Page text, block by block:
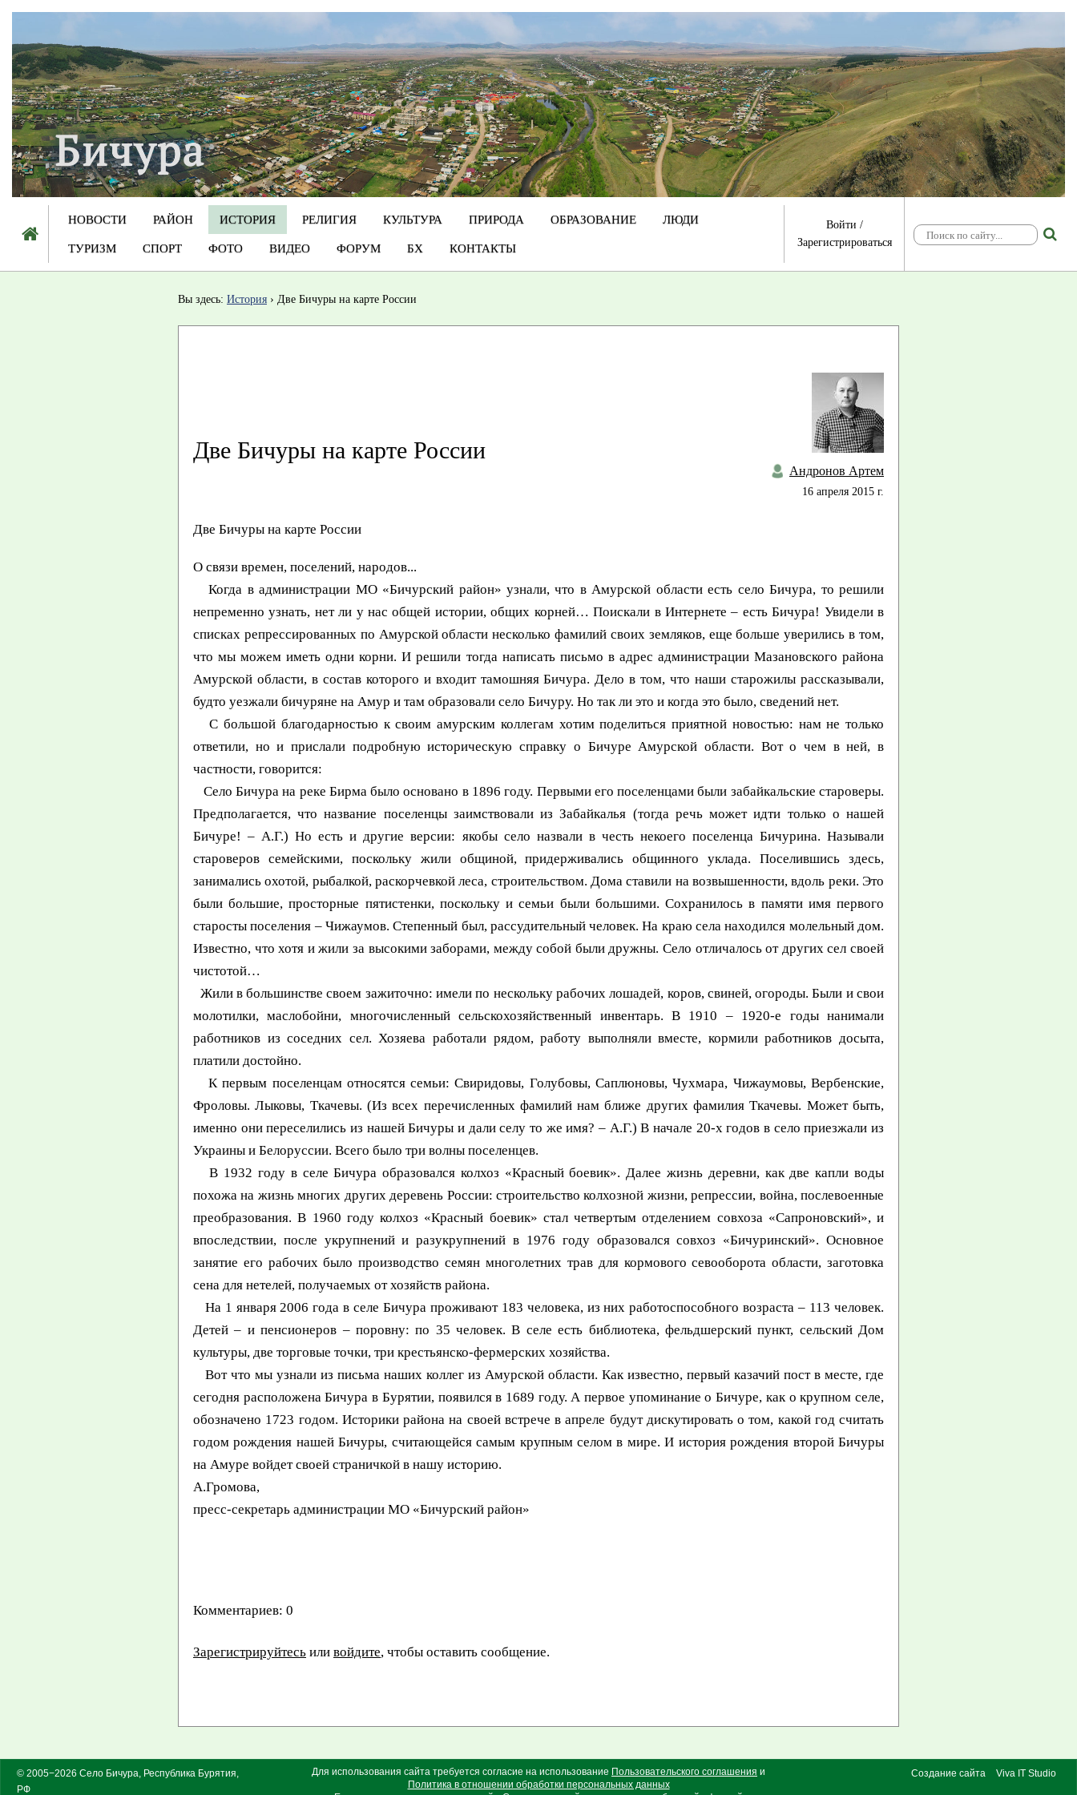
НОВОСТИ РАЙОН ИСТОРИЯ РЕЛИГИЯ КУЛЬТУРА ПРИРОДА ОБРАЗОВАНИЕ ЛЮДИ
ТУРИЗМ СПОРТ ФОТО ВИДЕО ФОРУМ БХ КОНТАКТЫ
Войти /
Зарегистрироваться
Вы здесь: История Две Бичуры на карте России
Андронов Артем
16 апреля 2015 г.
Две Бичуры на карте России
Две Бичуры на карте России
О связи времен, поселений, народов...
Когда в администрации МО «Бичурский район» узнали, что в Амурской области есть село Бичура, то решили
непременно узнать, нет ли у нас общей истории, общих корней… Поискали в Интернете – есть Бичура! Увидели в
списках репрессированных по Амурской области несколько фамилий своих земляков, еще больше уверились в том,
что мы можем иметь одни корни. И решили тогда написать письмо в адрес администрации Мазановского района
Амурской области, в состав которого и входит тамошняя Бичура. Дело в том, что наши старожилы рассказывали,
будто уезжали бичуряне на Амур и там образовали село Бичуру. Но так ли это и когда это было, сведений нет.
С большой благодарностью к своим амурским коллегам хотим поделиться приятной новостью: нам не только
ответили, но и прислали подробную историческую справку о Бичуре Амурской области. Вот о чем в ней, в
частности, говорится:
Село Бичура на реке Бирма было основано в 1896 году. Первыми его поселенцами были забайкальские староверы.
Предполагается, что название поселенцы заимствовали из Забайкалья (тогда речь может идти только о нашей
Бичуре! – А.Г.) Но есть и другие версии: якобы село назвали в честь некоего поселенца Бичурина. Называли
староверов семейскими, поскольку жили общиной, придерживались общинного уклада. Поселившись здесь,
занимались охотой, рыбалкой, раскорчевкой леса, строительством. Дома ставили на возвышенности, вдоль реки. Это
были большие, просторные пятистенки, поскольку и семьи были большими. Сохранилось в памяти имя первого
старосты поселения – Чижаумов. Степенный был, рассудительный человек. На краю села находился молельный дом.
Известно, что хотя и жили за высокими заборами, между собой были дружны. Село отличалось от других сел своей
чистотой…
Жили в большинстве своем зажиточно: имели по нескольку рабочих лошадей, коров, свиней, огороды. Были и свои
молотилки, маслобойни, многочисленный сельскохозяйственный инвентарь. В 1910 – 1920-е годы нанимали
работников из соседних сел. Хозяева работали рядом, работу выполняли вместе, кормили работников досыта,
платили достойно.
К первым поселенцам относятся семьи: Свиридовы, Голубовы, Саплюновы, Чухмара, Чижаумовы, Вербенские,
Фроловы. Лыковы, Ткачевы. (Из всех перечисленных фамилий нам ближе других фамилия Ткачевы. Может быть,
именно они переселились из нашей Бичуры и дали селу то же имя? – А.Г.) В начале 20-х годов в село приезжали из
Украины и Белоруссии. Всего было три волны поселенцев.
В 1932 году в селе Бичура образовался колхоз «Красный боевик». Далее жизнь деревни, как две капли воды
похожа на жизнь многих других деревень России: строительство колхозной жизни, репрессии, война, послевоенные
преобразования. В 1960 году колхоз «Красный боевик» стал четвертым отделением совхоза «Сапроновский», и
впоследствии, после укрупнений и разукрупнений в 1976 году образовался совхоз «Бичуринский». Основное
занятие его рабочих было производство семян многолетних трав для кормового севооборота области, заготовка
сена для нетелей, получаемых от хозяйств района.
На 1 января 2006 года в селе Бичура проживают 183 человека, из них работоспособного возраста – 113 человек.
Детей – и пенсионеров – поровну: по 35 человек. В селе есть библиотека, фельдшерский пункт, сельский Дом
культуры, две торговые точки, три крестьянско-фермерских хозяйства.
Вот что мы узнали из письма наших коллег из Амурской области. Как известно, первый казачий пост в месте, где
сегодня расположена Бичура в Бурятии, появился в 1689 году. А первое упоминание о Бичуре, как о крупном селе,
обозначено 1723 годом. Историки района на своей встрече в апреле будут дискутировать о том, какой год считать
годом рождения нашей Бичуры, считающейся самым крупным селом в мире. И история рождения второй Бичуры
на Амуре войдет своей страничкой в нашу историю.
А.Громова,
пресс-секретарь администрации МО «Бичурский район»
Комментариев: 0
Зарегистрируйтесь или войдите, чтобы оставить сообщение.
© 2005−2026 Село Бичура, Республика Бурятия,
РФ
Для использования сайта требуется согласие на использование Пользовательского соглашения и
Политика в отношении обработки персональных данных
Создание сайта Viva IT Studio